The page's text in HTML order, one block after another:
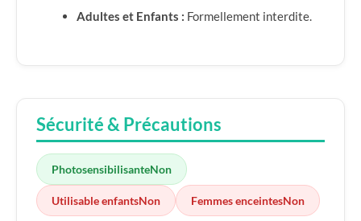
Adultes et Enfants : Formellement interdite.
Sécurité & Précautions
PhotosensibilisanteNon
Utilisable enfantsNon Femmes enceintesNon